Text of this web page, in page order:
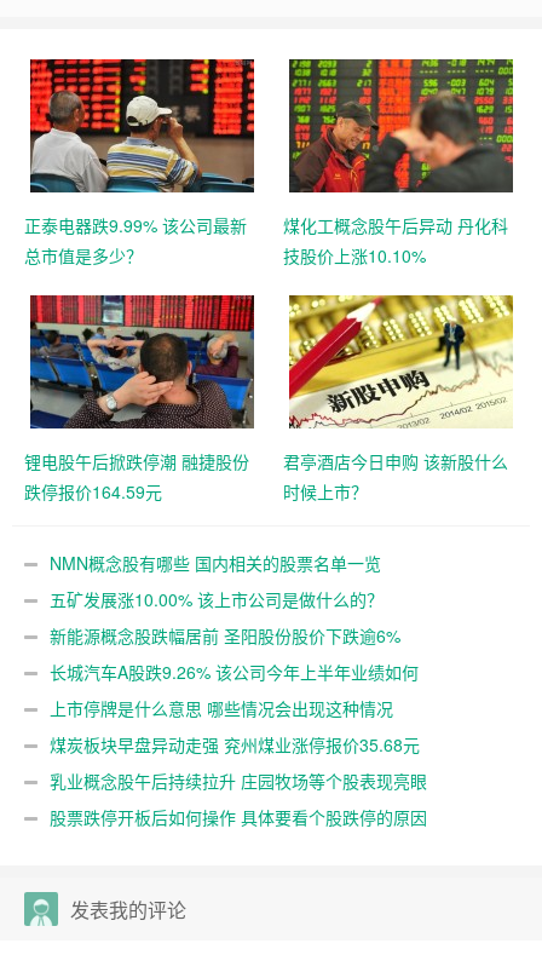
正泰电器跌9.99% 该公司最新
总市值是多少？
煤化工概念股午后异动 丹化科
技股价上涨10.10%
锂电股午后掀跌停潮 融捷股份
跌停报价164.59元
君亭酒店今日申购 该新股什么
时候上市？
NMN概念股有哪些 国内相关的股票名单一览
五矿发展涨10.00% 该上市公司是做什么的？
新能源概念股跌幅居前 圣阳股份股价下跌逾6%
长城汽车A股跌9.26% 该公司今年上半年业绩如何
上市停牌是什么意思 哪些情况会出现这种情况
煤炭板块早盘异动走强 兖州煤业涨停报价35.68元
乳业概念股午后持续拉升 庄园牧场等个股表现亮眼
股票跌停开板后如何操作 具体要看个股跌停的原因
发表我的评论